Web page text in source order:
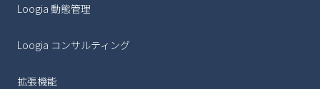
Loogia 動態管理
Loogia コンサルティング
拡張機能